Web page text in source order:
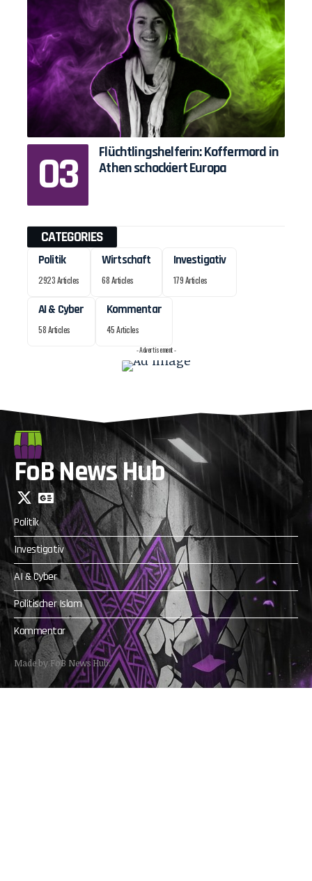
Flüchtlingshelferin: Koffermord in
Athen schockiert Europa
CATEGORIES
Politik
2923 Articles
Wirtschaft
68 Articles
Investigativ
179 Articles
AI & Cyber
58 Articles
Kommentar
45 Articles
- Advertisement -
FoB News Hub
Politik
Investigativ
AI & Cyber
Politischer Islam
Kommentar
Made by FoB News Hub.